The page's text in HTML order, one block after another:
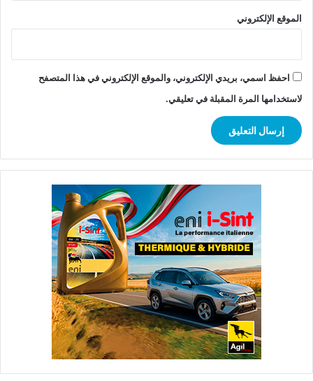
الموقع الإلكتروني
احفظ اسمي، بريدي الإلكتروني، والموقع الإلكتروني في هذا المتصفح
لاستخدامها المرة المقبلة في تعليقي.